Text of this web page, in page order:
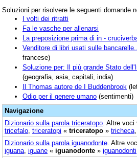
Soluzioni per risolvere le seguenti domande
I volti dei ritratti
Fa le vasche per allenarsi
La preposizione prima di in -
Venditore di libri usati sulle
francese)
Soluzione per: Il più grande Stato
(geografia, asia, capitali, india)
Il Thomas autore de I Buddenbrook
Odio per il genere umano (sentimenti)
Navigazione
Dizionario sulla parola triceratopo . Altre
tricefalo triceratopi « triceratopo » tricheca
Dizionario sulla parola iguanodonte . Altre
iguana iguane « iguanodonte » iguanodonti